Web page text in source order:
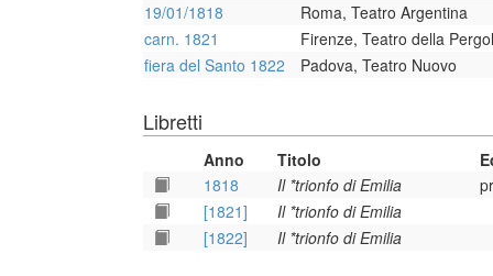
19/01/1818
Roma, Teatro Argentina
carn. 1821
Firenze, Teatro della
fiera del Santo 1822
Padova, Teatro Nuovo
Libretti
Anno Titolo
1818
Il *trionfo di Emilia
[1821]
Il *trionfo di Emilia
[1822]
Il *trionfo di Emilia